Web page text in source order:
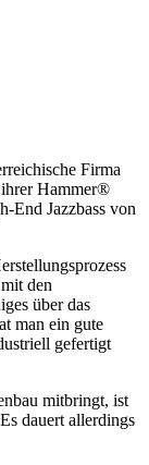
Firma
Hammer®
End Jazzbass von
den
über das
man ein gute
gefertigt
mitbringt, ist
dauert allerdings